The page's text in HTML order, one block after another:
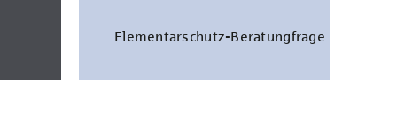
Elementarschutz-Beratungfrage